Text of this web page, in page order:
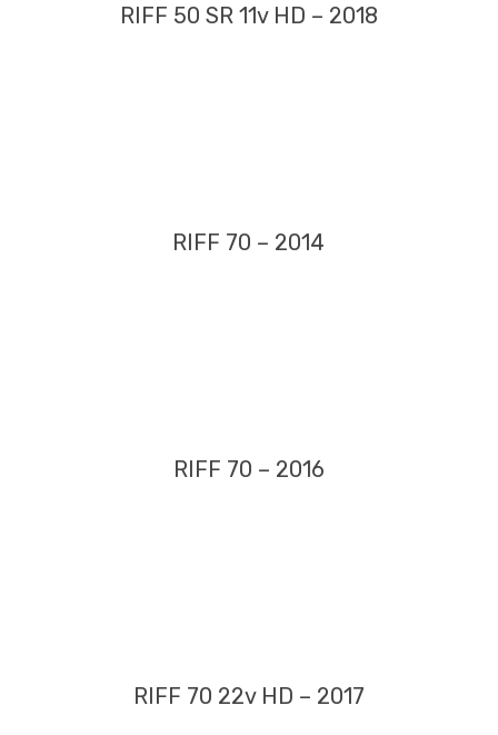
RIFF 50 SR 11v HD – 2018
RIFF 70 – 2014
RIFF 70 – 2016
RIFF 70 22v HD – 2017